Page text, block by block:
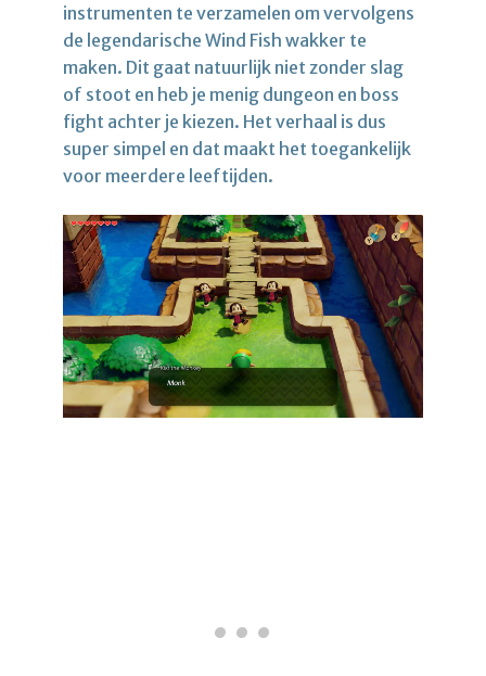
instrumenten te verzamelen om vervolgens
de legendarische Wind Fish wakker te
maken. Dit gaat natuurlijk niet zonder slag
of stoot en heb je menig dungeon en boss
fight achter je kiezen. Het verhaal is dus
super simpel en dat maakt het toegankelijk
voor meerdere leeftijden.